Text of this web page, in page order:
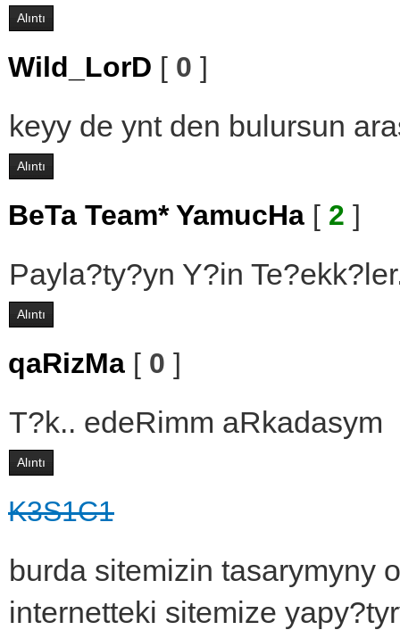
Alıntı
Wild_LorD [ 0 ]
keyy de ynt den bulursun
Alıntı
BeTa Team* YamucHa [ 2 ]
Payla?ty?yn Y?in
Alıntı
qaRizMa [ 0 ]
T?k.. edeRimm aRkadasym
Alıntı
K3S1C1
burda sitemizin tasarymyny
internetteki sitemize